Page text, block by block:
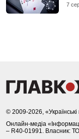
7
© 2009-2026,
Онлайн-медіа
– R40-01991. Власник: